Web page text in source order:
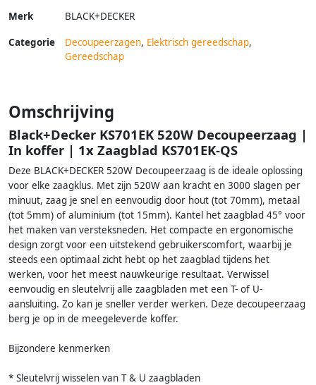
Merk BLACK+DECKER
Categorie Decoupeerzagen, Elektrisch gereedschap,
Gereedschap
Omschrijving
Black+Decker KS701EK 520W Decoupeerzaag |
In koffer | 1x Zaagblad KS701EK-QS
Deze BLACK+DECKER 520W Decoupeerzaag is de ideale oplossing
voor elke zaagklus. Met zijn 520W aan kracht en 3000 slagen per
minuut, zaag je snel en eenvoudig door hout (tot 70mm), metaal
(tot 5mm) of aluminium (tot 15mm). Kantel het zaagblad 45° voor
het maken van versteksneden. Het compacte en ergonomische
design zorgt voor een uitstekend gebruikerscomfort, waarbij je
steeds een optimaal zicht hebt op het zaagblad tijdens het
werken, voor het meest nauwkeurige resultaat. Verwissel
eenvoudig en sleutelvrij alle zaagbladen met een T- of U-
aansluiting. Zo kan je sneller verder werken. Deze decoupeerzaag
berg je op in de meegeleverde koffer.
Bijzondere kenmerken
* Sleutelvrij wisselen van T & U zaagbladen